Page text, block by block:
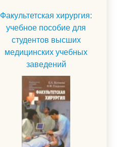
Факультетская хирургия:
учебное пособие для
студентов высших
медицинских учебных
заведений